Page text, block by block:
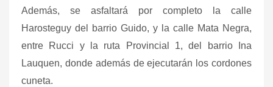
Además, se asfaltará por completo la calle
Harosteguy del barrio Guido, y la calle Mata Negra,
entre Rucci y la ruta Provincial 1, del barrio Ina
Lauquen, donde además de ejecutarán los cordones
cuneta.